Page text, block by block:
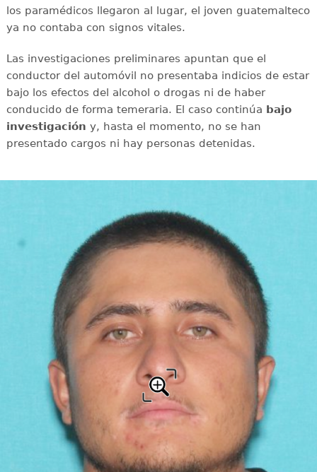
los paramédicos llegaron al lugar, el joven guatemalteco
ya no contaba con signos vitales.
Las investigaciones preliminares apuntan que el
conductor del automóvil no presentaba indicios de estar
bajo los efectos del alcohol o drogas ni de haber
conducido de forma temeraria. El caso continúa bajo
investigación y, hasta el momento, no se han
presentado cargos ni hay personas detenidas.